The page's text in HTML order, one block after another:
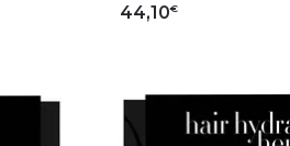
44,10€